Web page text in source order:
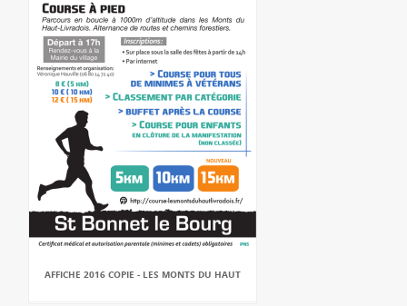
AFFICHE 2016 COPIE - LES MONTS DU HAUT